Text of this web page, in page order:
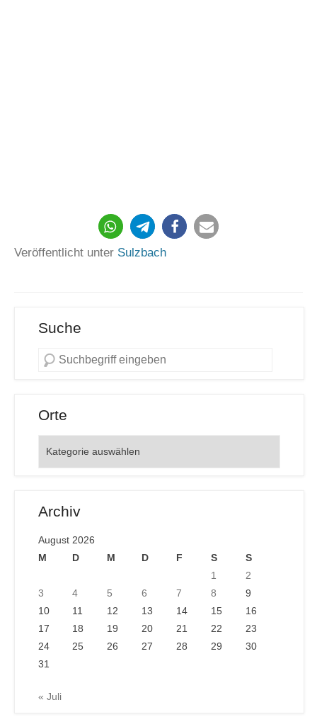
122
Veröffentlicht unter Sulzbach
Suche
Orte
Archiv
August 2026
M
D M D F S
S
1
2
3
4 5 6 7 8
9
10
11 12 13 14 15
16
17
18 19 20 21 22
23
24
25 26 27 28 29
30
31
« Juli